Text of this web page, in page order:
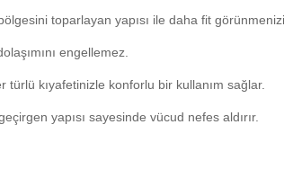
toparlayan yapısı ile daha fit
engellemez.
türlü kıyafetinizle konforlu bir kullanım sağlar.
yapısı sayesinde vücud nefes aldırır.